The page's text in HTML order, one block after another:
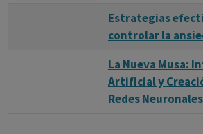
Estrategias
controlar la
La Nueva Musa:
Artificial y
Redes